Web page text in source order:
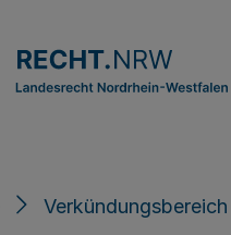
Verkündungsbereich